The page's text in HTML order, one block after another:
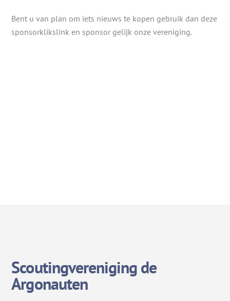
Bent u van plan om iets nieuws te kopen gebruik dan deze
sponsorklikslink en sponsor gelijk onze vereniging.
Scoutingvereniging de
Argonauten